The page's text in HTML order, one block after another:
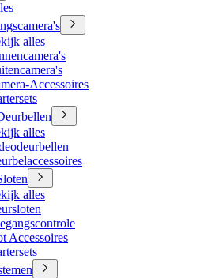
alles
Accessoires
alles
alles
Accessoires